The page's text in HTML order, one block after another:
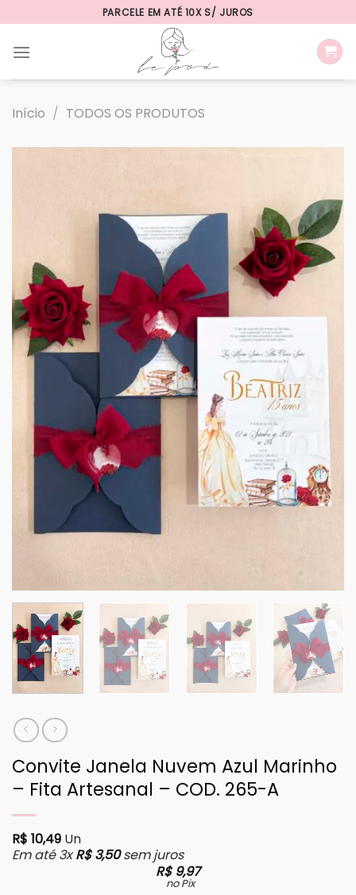
to
content
PARCELE EM ATÉ 10X S/ JUROS
Início / TODOS OS PRODUTOS
Convite Janela Nuvem Azul Marinho
– Fita Artesanal – COD. 265-A
R$ 10,49 Un
Em até 3xR$3,50sem juros
R$9,97
no Pix